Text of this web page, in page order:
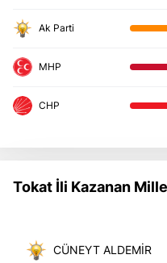
Tokat İli Kazanan
CÜNEYT ALDEMİR